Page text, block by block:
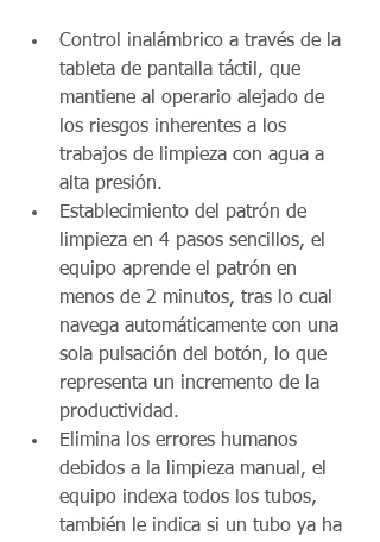
Control inalámbrico a través de la
tableta de pantalla táctil, que
mantiene al operario alejado de
los riesgos inherentes a los
trabajos de limpieza con agua a
alta presión.
Establecimiento del patrón de
limpieza en 4 pasos sencillos, el
equipo aprende el patrón en
menos de 2 minutos, tras lo cual
navega automáticamente con una
sola pulsación del botón, lo que
representa un incremento de la
productividad.
Elimina los errores humanos
debidos a la limpieza manual, el
equipo indexa todos los tubos,
también le indica si un tubo ya ha